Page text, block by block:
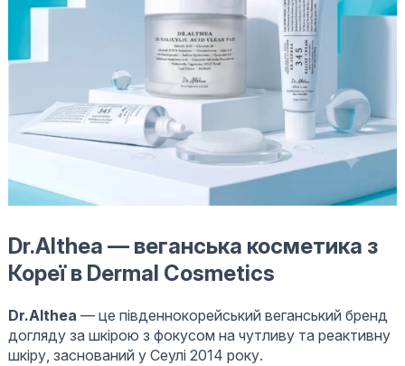
Dr.Althea — веганська косметика з
Кореї в Dermal Cosmetics
Dr.Althea — це південнокорейський веганський бренд
догляду за шкірою з фокусом на чутливу та реактивну
шкіру, заснований у Сеулі 2014 року.